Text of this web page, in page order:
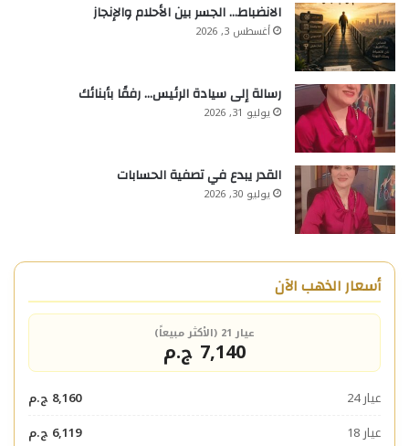
الانضباط… الجسر بين الأحلام والإنجاز
أغسطس 3, 2026
رسالة إلى سيادة الرئيس… رفقًا بأبنائك
يوليو 31, 2026
القدر يبدع في تصفية الحسابات
يوليو 30, 2026
أسعار الذهب الآن
عيار 21 (الأكثر مبيعاً)
7,140 ج.م
عيار 24
8,160 ج.م
عيار 18
6,119 ج.م